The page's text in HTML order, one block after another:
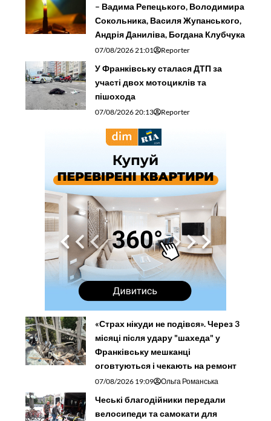
– Вадима Репецького, Володимира
Сокольника, Василя Жупанського,
Андрія Даниліва, Богдана Клубчука
07/08/2026 21:01 Reporter
У Франківську сталася ДТП за
участі двох мотоциклів та
пішохода
07/08/2026 20:13 Reporter
«Страх нікуди не подівся». Через 3
місяці після удару "шахеда" у
Франківську мешканці
оговтуються і чекають на ремонт
07/08/2026 19:09 Ольга Романська
Чеські благодійники передали
велосипеди та самокати для